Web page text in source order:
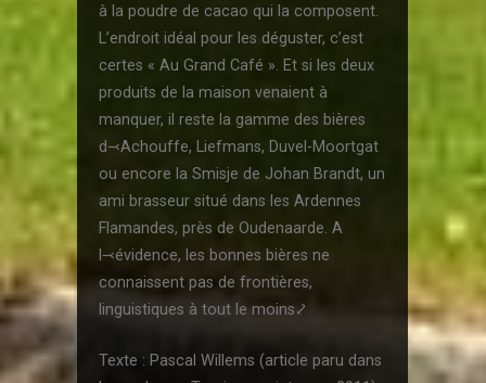
à la poudre de cacao qui la composent.
L’endroit idéal pour les déguster, c’est
certes « Au Grand Café ». Et si les deux
produits de la maison venaient à
manquer, il reste la gamme des bières
d⤙Achouffe, Liefmans, Duvel-Moortgat
ou encore la Smisje de Johan Brandt, un
ami brasseur situé dans les Ardennes
Flamandes, près de Oudenaarde. A
l⤙évidence, les bonnes bières ne
connaissent pas de frontières,
linguistiques à tout le moins⤦
Texte : Pascal Willems (article paru dans